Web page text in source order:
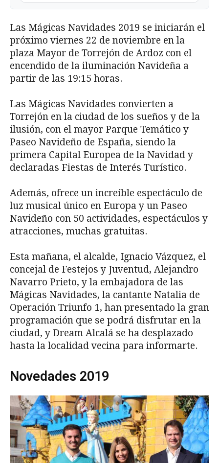
Las Mágicas Navidades 2019 se iniciarán el
próximo viernes 22 de noviembre en la
plaza Mayor de Torrejón de Ardoz con el
encendido de la iluminación Navideña a
partir de las 19:15 horas.
Las Mágicas Navidades convierten a
Torrejón en la ciudad de los sueños y de la
ilusión, con el mayor Parque Temático y
Paseo Navideño de España, siendo la
primera Capital Europea de la Navidad y
declaradas Fiestas de Interés Turístico.
Además, ofrece un increíble espectáculo de
luz musical único en Europa y un Paseo
Navideño con 50 actividades, espectáculos y
atracciones, muchas gratuitas.
Esta mañana, el alcalde, Ignacio Vázquez, el
concejal de Festejos y Juventud, Alejandro
Navarro Prieto, y la embajadora de las
Mágicas Navidades, la cantante Natalia de
Operación Triunfo 1, han presentado la gran
programación que se podrá disfrutar en la
ciudad, y Dream Alcalá se ha desplazado
hasta la localidad vecina para informarte.
Novedades 2019